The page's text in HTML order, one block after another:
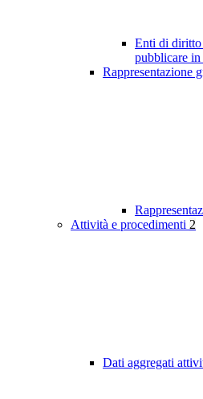
Enti di
pubblicare in
Rappresentazione
Attività e procedimenti 2
Dati aggregati